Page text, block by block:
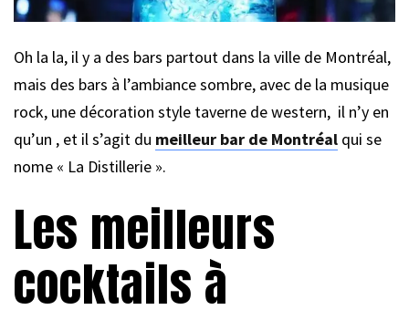
Oh la la, il y a des bars partout dans la ville de Montréal,
mais des bars à l’ambiance sombre, avec de la musique
rock, une décoration style taverne de western, il n’y en
qu’un , et il s’agit du meilleur bar de Montréal qui se
nome « La Distillerie ».
Les meilleurs
cocktails à